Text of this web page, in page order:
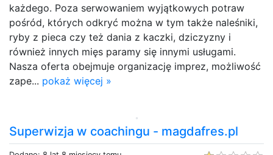
każdego. Poza serwowaniem wyjątkowych potraw
pośród, których odkryć można w tym także naleśniki,
ryby z pieca czy też dania z kaczki, dziczyzny i
również innych mięs paramy się innymi usługami.
Nasza oferta obejmuje organizację imprez, możliwość
zape... pokaż więcej »
Superwizja w coachingu - magdafres.pl